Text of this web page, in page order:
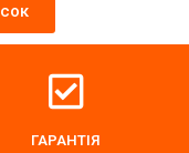
ГАРАНТІЯ